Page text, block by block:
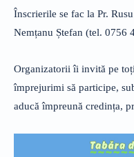
Înscrierile se fac la Pr.
Nemțanu Ștefan (tel. 0756
Organizatorii îi invită pe
împrejurimi să participe,
aducă împreună credința,